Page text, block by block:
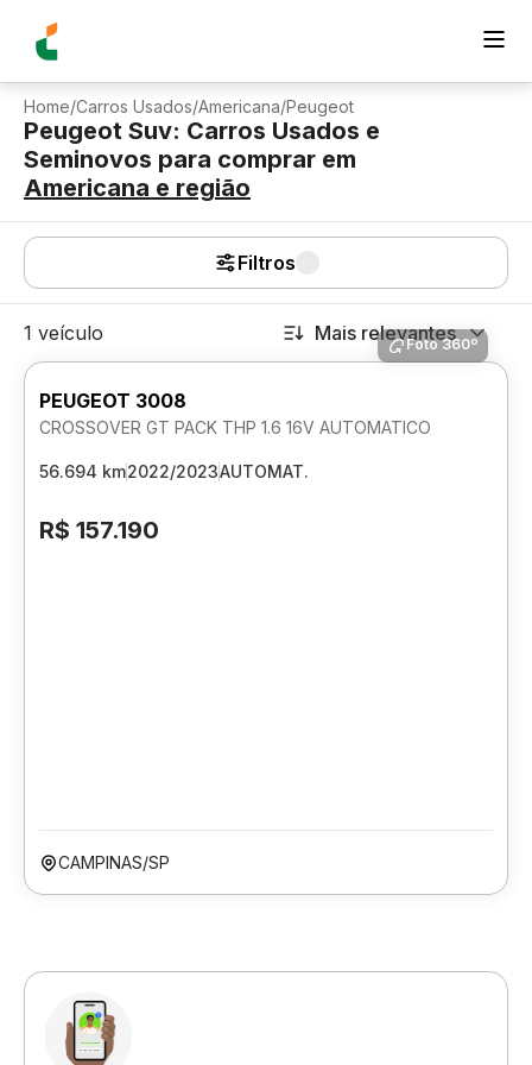
Home/Carros Usados/Americana/Peugeot
Peugeot Suv: Carros Usados e
Seminovos para comprar em
Americana e região
Filtros
1 veículo Mais relevantes
Foto 360º
PEUGEOT 3008
CROSSOVER GT PACK THP 1.6 16V AUTOMATICO
56.694 km2022/2023AUTOMAT.
R$ 157.190
CAMPINAS/SP